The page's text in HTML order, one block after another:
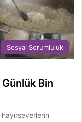
Sosyal Sorumluluk
Günlük Bin
hayırseverlerin